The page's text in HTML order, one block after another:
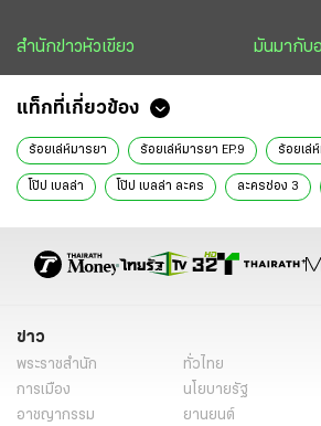
สำนักข่าวหัวเขียว มันมากับ
แท็กที่เกี่ยวข้อง
ร้อยเล่ห์มารยา ร้อยเล่ห์มารยา EP.9 ร้อยเล่
โป๊ป เบลล่า โป๊ป เบลล่า ละคร ละครช่อง 3
ข่าว
พระราชสำนัก ทั่วไทย
การเมือง
นโยบายรัฐ
อาชญากรรม
ยานยนต์